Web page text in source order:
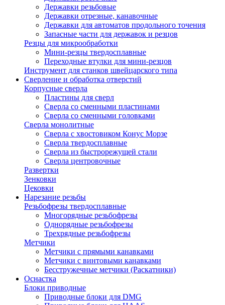
Державки резьбовые
Державки отрезные, канавочные
Державки для автоматов продольного точения
Запасные части для державок и резцов
Резцы для микрообработки
Мини-резцы твердосплавные
Переходные втулки для мини-резцов
Инструмент для станков швейцарского типа
Сверление и обработка отверстий
Корпусные сверла
Пластины для сверл
Сверла со сменными пластинами
Сверла со сменными головками
Сверла монолитные
Сверла с хвостовиком Конус Морзе
Сверла твердосплавные
Сверла из быстрорежущей стали
Сверла центровочные
Развертки
Зенковки
Цековки
Нарезание резьбы
Резьбофрезы твердосплавные
Многорядные резьбофрезы
Однорядные резьбофрезы
Трехрядные резьбофрезы
Метчики
Метчики с прямыми канавками
Метчики с винтовыми канавками
Бесстружечные метчики (Раскатники)
Оснастка
Блоки приводные
Приводные блоки для DMG